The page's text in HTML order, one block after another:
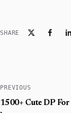
SHARE
PREVIOUS
1500+ Cute DP